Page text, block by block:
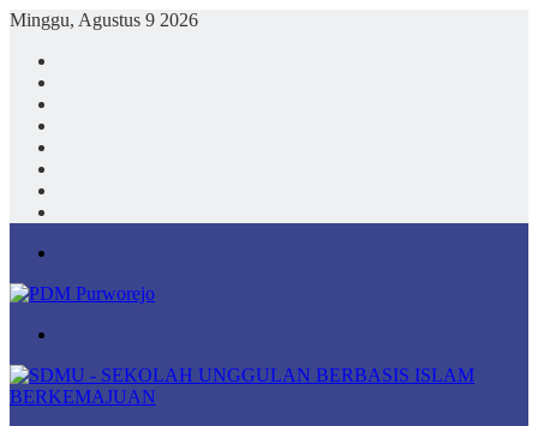
Minggu, Agustus 9 2026